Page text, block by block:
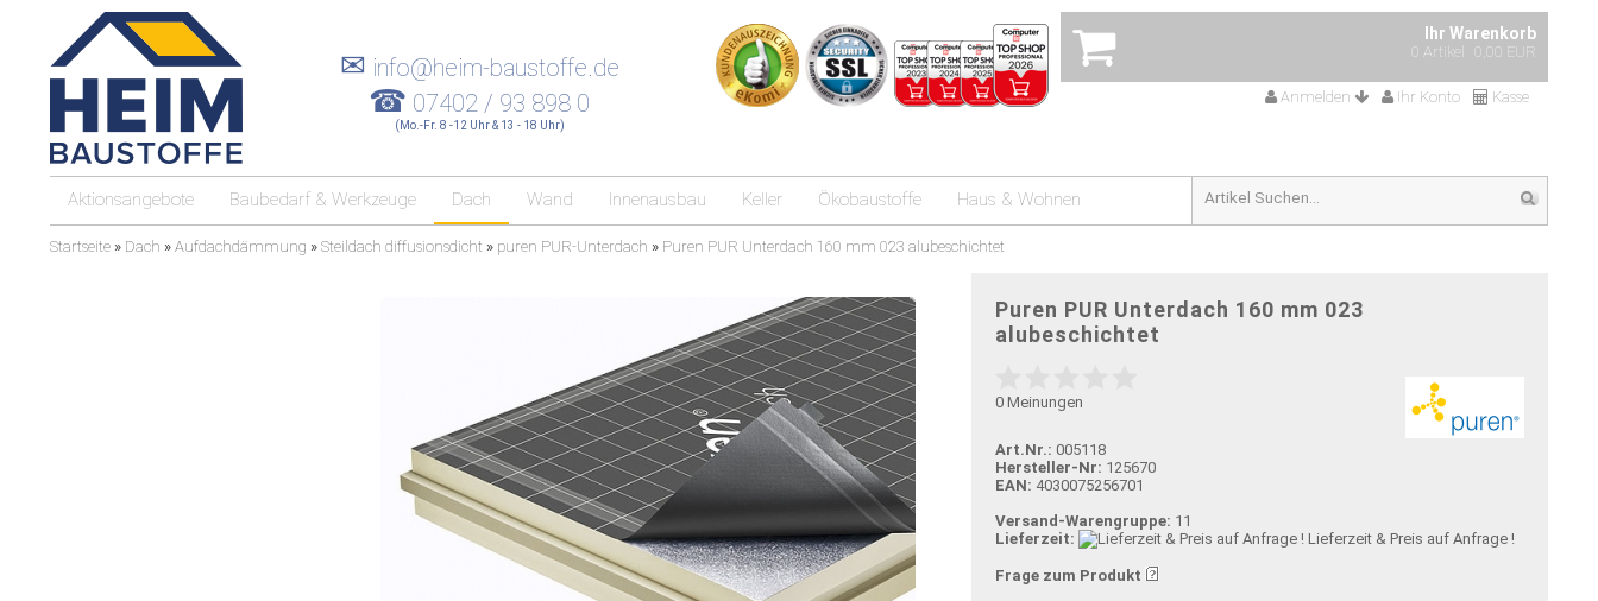
Ihr Warenkorb
0 Artikel 0,00 EUR
Anmelden Ihr Konto Kasse
✉ info@heim-baustoffe.de
☎ 07402 / 93 898 0
(Mo.-Fr. 8 -12 Uhr & 13 - 18 Uhr)
Aktionsangebote Baubedarf & Werkzeuge Dach Wand Innenausbau Keller Ökobaustoffe Haus & Wohnen
Startseite » Dach » Aufdachdämmung » Steildach diffusionsdicht » puren PUR-Unterdach » Puren PUR Unterdach 160 mm 023 alubeschichtet
Puren PUR Unterdach 160 mm 023
alubeschichtet
0 Meinungen
Art.Nr.: 005118
Hersteller-Nr: 125670
EAN: 4030075256701
Versand-Warengruppe: 11
Lieferzeit:
Lieferzeit & Preis auf Anfrage !
Frage zum Produkt